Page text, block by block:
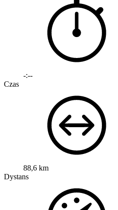
-:--
Czas
88,6 km
Dystans